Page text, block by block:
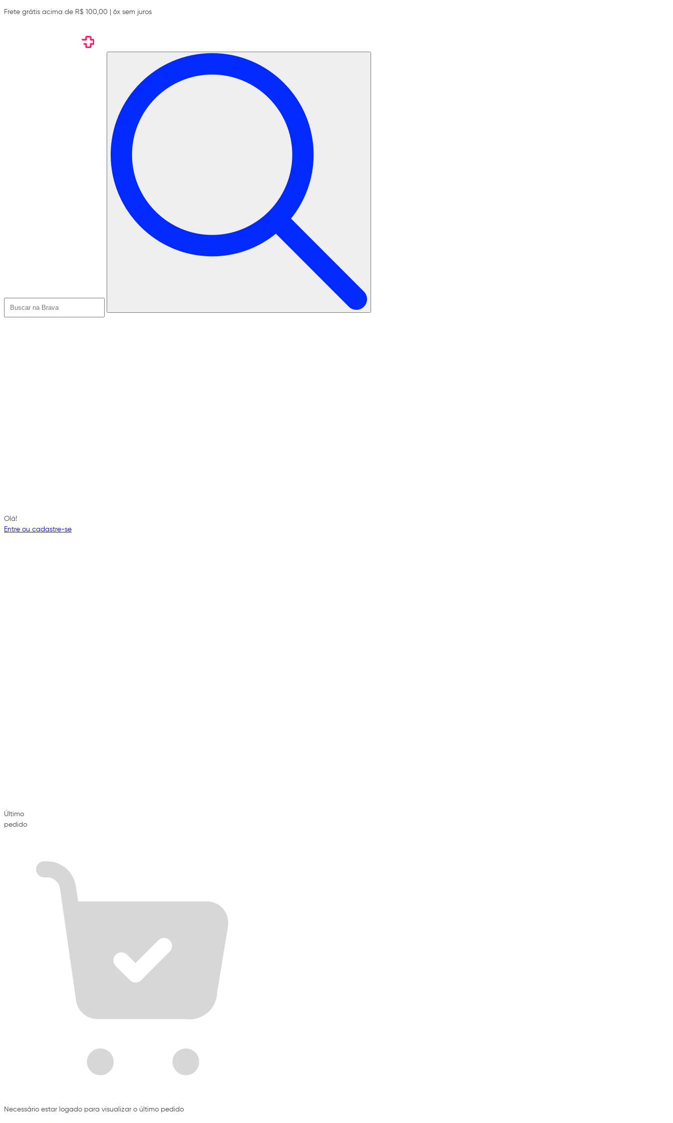
Frete grátis acima de R$ 100,00 | 6x sem juros
Olá!
Entre ou cadastre-se
Último
pedido
Necessário estar logado para visualizar o último pedido